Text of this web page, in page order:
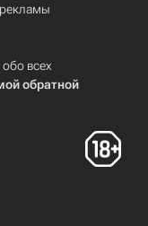
всех
обратной